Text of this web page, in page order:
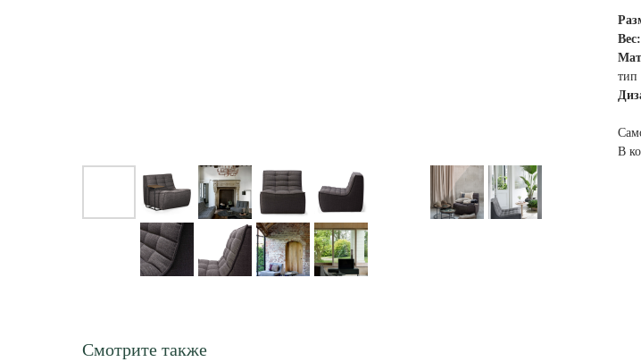
Вес:
тип
В
Смотрите также